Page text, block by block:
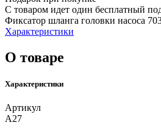
С товаром идет один бесплатный
Фиксатор шланга головки
Характеристики
О товаре
Характеристики
Артикул
A27